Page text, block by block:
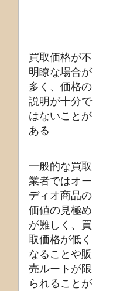
買取価格が不
明瞭な場合が
多く、価格の
説明が十分で
はないことが
ある
一般的な買取
業者ではオー
ディオ商品の
価値の見極め
が難しく、買
取価格が低く
なることや販
売ルートが限
られることが